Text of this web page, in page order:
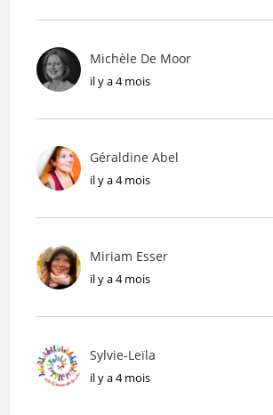
Michèle De Moor
il y a 4 mois
Géraldine Abel
il y a 4 mois
Miriam Esser
il y a 4 mois
Sylvie-Leïla
il y a 4 mois